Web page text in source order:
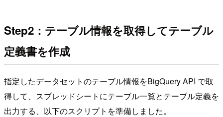
Step2：テーブル情報を取得してテーブル
定義書を作成
指定したデータセットのテーブル情報をBigQuery API で取
得して、スプレッドシートにテーブル一覧とテーブル定義を
出力する、以下のスクリプトを準備しました。